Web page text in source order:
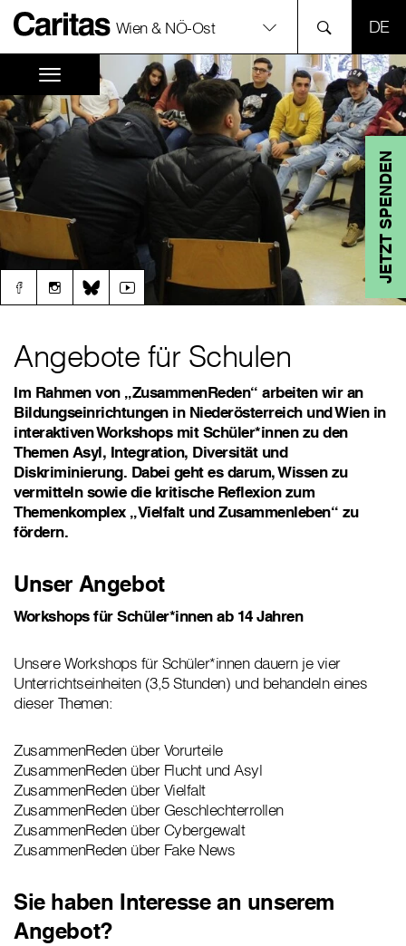
Wien & NÖ-Ost
JETZT SPENDEN
Angebote für Schulen
Im Rahmen von „ZusammenReden“ arbeiten wir an
Bildungseinrichtungen in Niederösterreich und Wien in
interaktiven Workshops mit Schüler*innen zu den
Themen Asyl, Integration, Diversität und
Diskriminierung. Dabei geht es darum, Wissen zu
vermitteln sowie die kritische Reflexion zum
Themenkomplex „Vielfalt und Zusammenleben“ zu
fördern.
Unser Angebot
Workshops für Schüler*innen ab 14 Jahren
Unsere Workshops für Schüler*innen dauern je vier
Unterrichtseinheiten (3,5 Stunden) und behandeln eines
dieser Themen:
ZusammenReden über Vorurteile
ZusammenReden über Flucht und Asyl
ZusammenReden über Vielfalt
ZusammenReden über Geschlechterrollen
ZusammenReden über Cybergewalt
ZusammenReden über Fake News
Sie haben Interesse an unserem
Angebot?